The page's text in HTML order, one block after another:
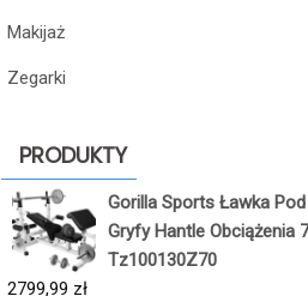
Makijaż
Zegarki
PRODUKTY
Gorilla Sports Ławka Pod
Gryfy Hantle Obciążenia
Tz100130Z70
2799,99 zł